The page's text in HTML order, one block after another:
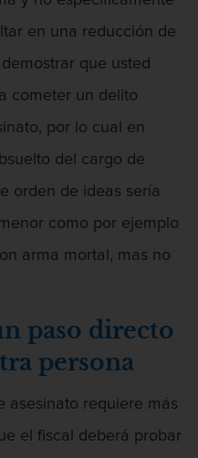
en una reducción de
que usted
cometer un delito
por lo cual en
del cargo de
orden de ideas sería
como por ejemplo
arma mortal, mas no
paso directo
persona
asesinato requiere más
el fiscal deberá probar
Lesiones Corporales
Sexual
Criminales